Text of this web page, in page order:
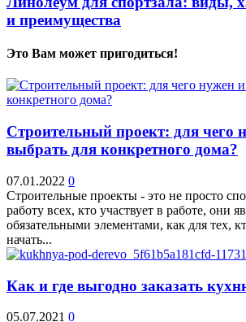
и преимущества
Это Вам может пригодиться!
Строительный проект: для чего
выбрать для конкретного дома?
07.01.2022 0
Строительные проекты - это не просто
работу всех, кто участвует в работе, они
обязательными элементами, как для тех,
начать...
Как и где выгодно заказать
05.07.2021 0